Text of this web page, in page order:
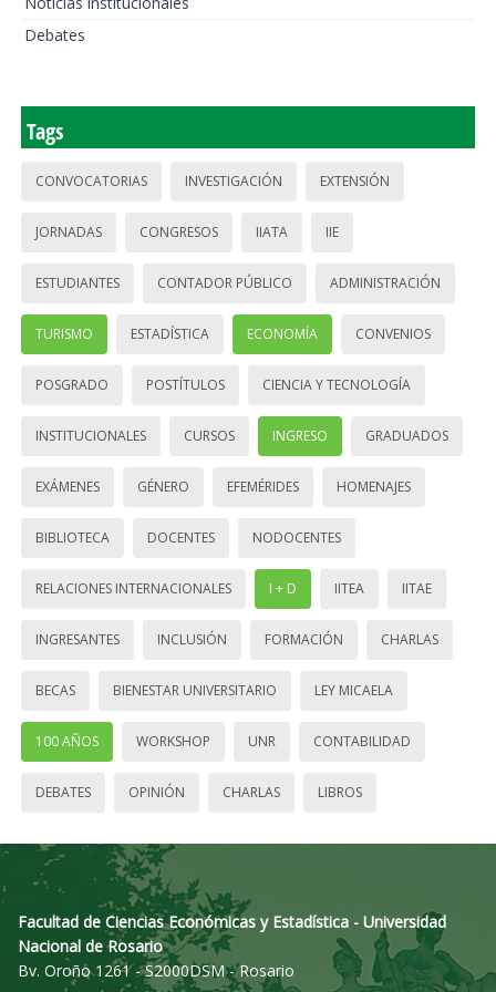
Debates
Tags
CONVOCATORIAS INVESTIGACIÓN EXTENSIÓN
JORNADAS CONGRESOS IIATA IIE
ESTUDIANTES CONTADOR PÚBLICO ADMINISTRACIÓN
TURISMO ESTADÍSTICA ECONOMÍA CONVENIOS
POSGRADO POSTÍTULOS CIENCIA Y TECNOLOGÍA
INSTITUCIONALES CURSOS INGRESO GRADUADOS
EXÁMENES GÉNERO EFEMÉRIDES HOMENAJES
BIBLIOTECA DOCENTES NODOCENTES
RELACIONES INTERNACIONALES I + D IITEA IITAE
INGRESANTES INCLUSIÓN FORMACIÓN CHARLAS
BECAS BIENESTAR UNIVERSITARIO LEY MICAELA
100 AÑOS WORKSHOP UNR CONTABILIDAD
DEBATES OPINIÓN CHARLAS LIBROS
Facultad de Ciencias Económicas y Estadística - Universidad
Nacional de Rosario
Bv. Oroño 1261 - S2000DSM - Rosario